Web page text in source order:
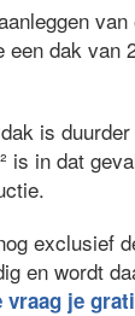
een dak van
is
is in dat
exclusief
en wordt
je